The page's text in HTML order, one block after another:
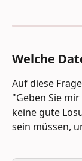
Welche
Auf diese
"Geben Sie
keine gute
sein müssen,